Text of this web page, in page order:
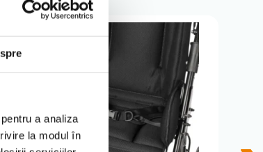
a analiza
la modul în
impotriva soarelui.